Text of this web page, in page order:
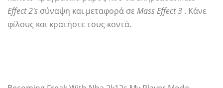
Effect 2's σύναψη και μεταφορά σε Mass Effect 3 . Κάνε
φίλους και κρατήστε τους κοντά.